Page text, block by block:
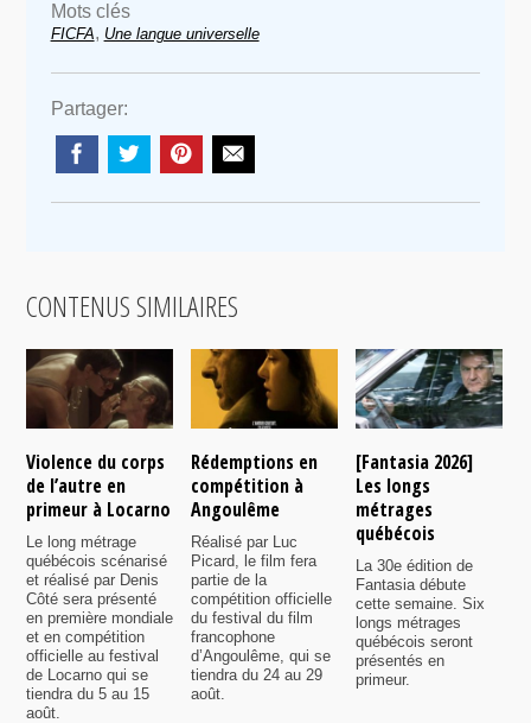
Mots clés
FICFA, Une langue universelle
Partager:
CONTENUS SIMILAIRES
Violence du corps
de l’autre en
primeur à Locarno
Le long métrage
québécois scénarisé
et réalisé par Denis
Côté sera présenté
en première mondiale
et en compétition
officielle au festival
de Locarno qui se
tiendra du 5 au 15
août.
Rédemptions en
compétition à
Angoulême
Réalisé par Luc
Picard, le film fera
partie de la
compétition officielle
du festival du film
francophone
d’Angoulême, qui se
tiendra du 24 au 29
août.
[Fantasia 2026]
Les longs
métrages
québécois
La 30e édition de
Fantasia débute
cette semaine. Six
longs métrages
québécois seront
présentés en
primeur.